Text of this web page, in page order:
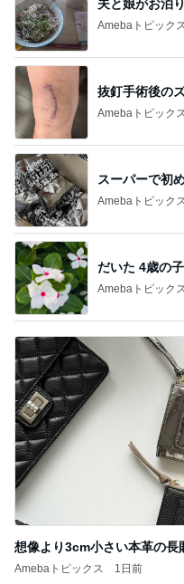
夫と娘がお泊
Amebaトピックス
抜釘手術後の
Amebaトピックス
スーパーで初
Amebaトピックス
だいた 4歳の
Amebaトピックス
想像より3cm小さい本革の長
Amebaトピックス 1日前